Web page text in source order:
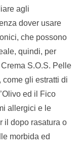
agli
dover usare
che possono
quindi, per
S.O.S. Pelle
gli estratti di
ed il Fico
allergici e le
il dopo rasatura o
morbida ed